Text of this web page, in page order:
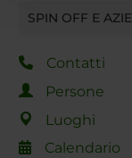
con altre
SPIN OFF E
Contatti
Persone
Luoghi
Calendario